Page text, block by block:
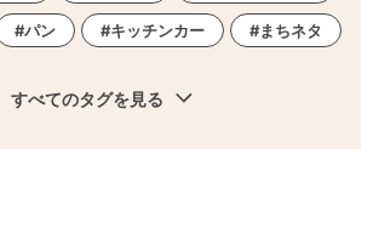
パン キッチンカー まちネタ
すべてのタグを見る